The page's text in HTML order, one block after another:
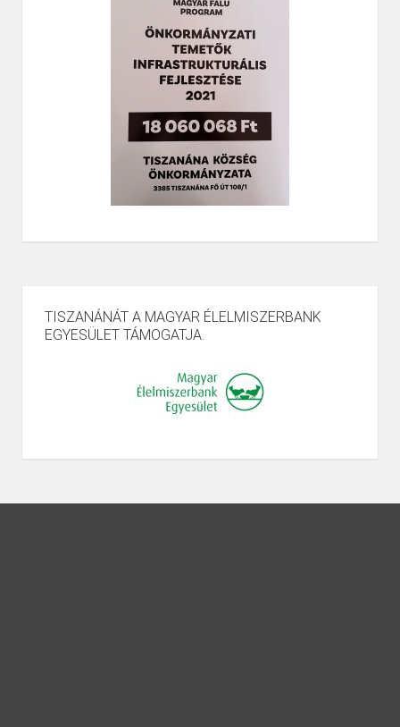
TISZANÁNÁT A MAGYAR ÉLELMISZERBANK
EGYESÜLET TÁMOGATJA.